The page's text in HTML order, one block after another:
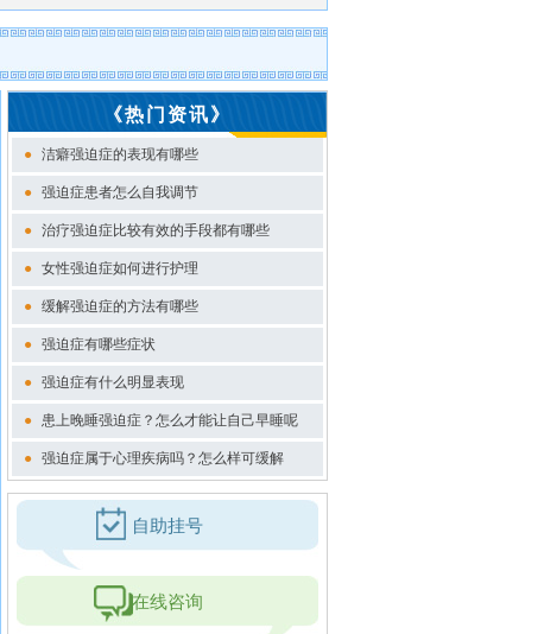
《热门资讯》
● 洁癖强迫症的表现有哪些
● 强迫症患者怎么自我调节
● 治疗强迫症比较有效的手段都有哪些
● 女性强迫症如何进行护理
● 缓解强迫症的方法有哪些
● 强迫症有哪些症状
● 强迫症有什么明显表现
● 患上晚睡强迫症？怎么才能让自己早睡呢
● 强迫症属于心理疾病吗？怎么样可缓解
自助挂号
在线咨询